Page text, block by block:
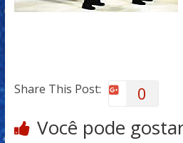
Share This Post: 0
Você pode